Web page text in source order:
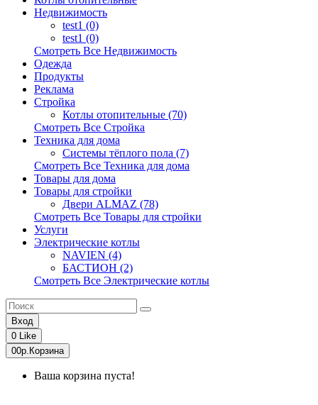
Недвижимость
test1 (0)
test1 (0)
Смотреть Все Недвижимость
Одежда
Продукты
Реклама
Стройка
Котлы отопительные (70)
Смотреть Все Стройка
Техника для дома
Системы тёплого пола (7)
Смотреть Все Техника для дома
Товары для дома
Товары для стройки
Двери ALMAZ (78)
Смотреть Все Товары для стройки
Услуги
Электрические котлы
NAVIEN (4)
БАСТИОН (2)
Смотреть Все Электрические котлы
Вход
0 Like
00р. Корзина
Ваша корзина пуста!